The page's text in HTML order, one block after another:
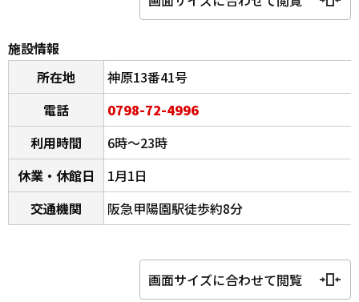
施設情報
所在地
神原13番41号
電話
0798-72-4996
利用時間
6時～23時
休業・休館日
1月1日
交通機関
阪急甲陽園駅徒歩約8分
画面サイズに合わせて閲覧